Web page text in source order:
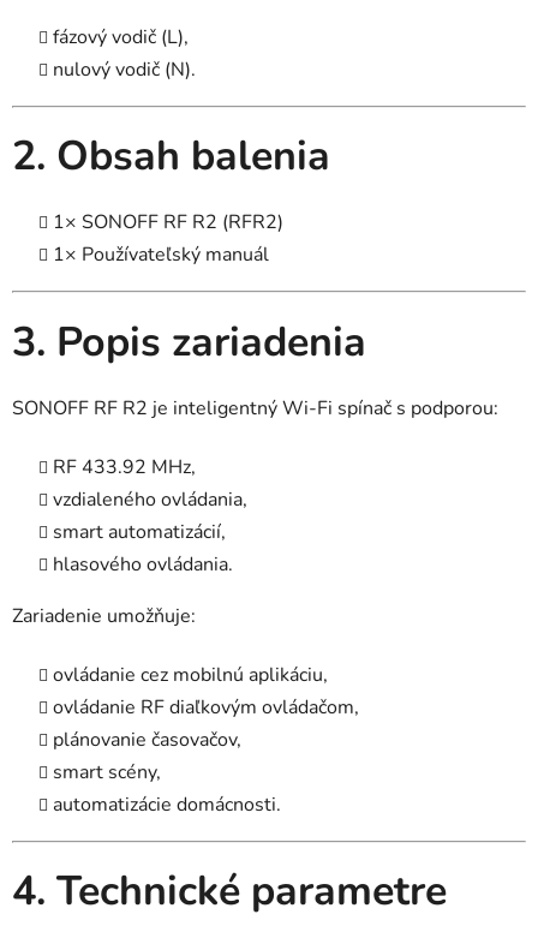
fázový vodič (L),
nulový vodič (N).
2. Obsah balenia
1× SONOFF RF R2 (RFR2)
1× Používateľský manuál
3. Popis zariadenia
SONOFF RF R2 je inteligentný Wi-Fi spínač s podporou:
RF 433.92 MHz,
vzdialeného ovládania,
smart automatizácií,
hlasového ovládania.
Zariadenie umožňuje:
ovládanie cez mobilnú aplikáciu,
ovládanie RF diaľkovým ovládačom,
plánovanie časovačov,
smart scény,
automatizácie domácnosti.
4. Technické parametre